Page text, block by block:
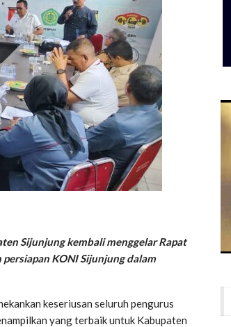
Sijunjung kembali menggelar Rapat
KONI Sijunjung dalam
keseriusan seluruh pengurus
yang terbaik untuk Kabupaten